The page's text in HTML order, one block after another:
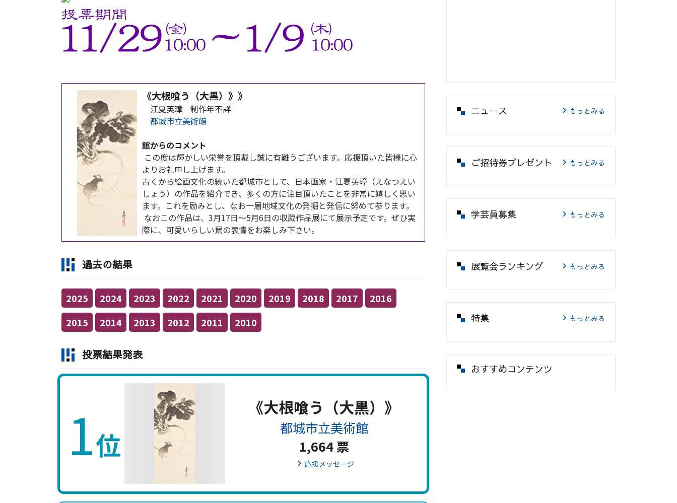
《大根喰う（大黒）》》
江夏英璋 制作年不詳
都城市立美術館
館からのコメント
この度は輝かしい栄誉を頂戴し誠に有難うございます。応援頂いた皆様に心
よりお礼申し上げます。
古くから絵画文化の続いた都城市として、日本画家・江夏英璋（えなつえい
しょう）の作品を紹介でき、多くの方に注目頂いたことを非常に嬉しく思い
ます。これを励みとし、なお一層地域文化の発掘と発信に努めて参ります。
なおこの作品は、3月17日～5月6日の収蔵作品展にて展示予定です。ぜひ実
際に、可愛いらしい鼠の表情をお楽しみ下さい。
過去の結果
2025 2024 2023 2022 2021 2020 2019 2018 2017
2016
2015
2014 2013 2012 2011 2010
投票結果発表
1位
《大根喰う（大黒）》
都城市立美術館
1,664 票
応援メッセージ
ニュース もっとみる
ご招待券プレゼント もっとみる
学芸員募集 もっとみる
展覧会ランキング もっとみる
特集 もっとみる
おすすめコンテンツ